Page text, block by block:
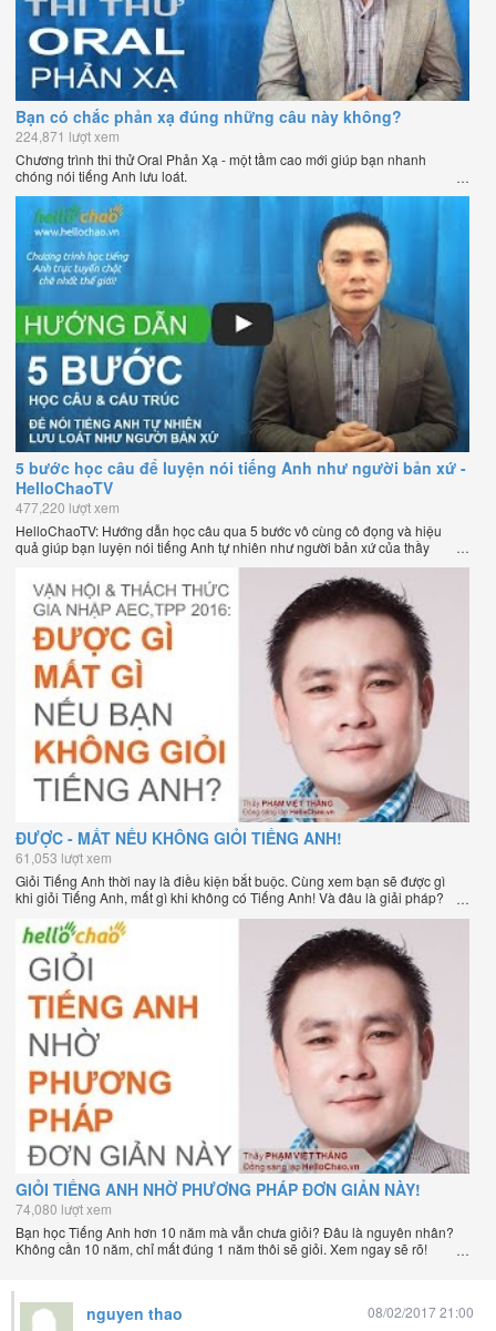
Bạn có chắc phản xạ đúng những câu này không?
224,871 lượt xem
Chương trình thi thử Oral Phản Xạ - một tầm cao mới giúp bạn nhanh
chóng nói tiếng Anh lưu loát.
5 bước học câu để luyện nói tiếng Anh như người bản xứ -
HelloChaoTV
477,220 lượt xem
HelloChaoTV: Hướng dẫn học câu qua 5 bước vô cùng cô đọng và hiệu
quả giúp bạn luyện nói tiếng Anh tự nhiên như người bản xứ của thầy
Phạm Việt Thắng, đồng sáng lập HelloChao.vn - Chương trình dạy tiếng
Anh trực tuyến chặt chẽ nhất thế giới.
ĐƯỢC - MẤT NẾU KHÔNG GIỎI TIẾNG ANH!
61,053 lượt xem
Giỏi Tiếng Anh thời nay là điều kiện bắt buộc. Cùng xem bạn sẽ được gì
khi giỏi Tiếng Anh, mất gì khi không có Tiếng Anh! Và đâu là giải pháp?
GIỎI TIẾNG ANH NHỜ PHƯƠNG PHÁP ĐƠN GIẢN NÀY!
74,080 lượt xem
Bạn học Tiếng Anh hơn 10 năm mà vẫn chưa giỏi? Đâu là nguyên nhân?
Không cần 10 năm, chỉ mất đúng 1 năm thôi sẽ giỏi. Xem ngay sẽ rõ!
nguyen thao 08/02/2017 21:00